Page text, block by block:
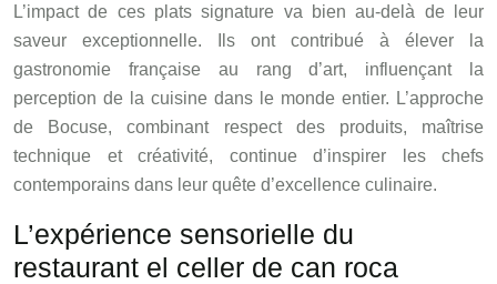
L’impact de ces plats signature va bien au-delà de leur
saveur exceptionnelle. Ils ont contribué à élever la
gastronomie française au rang d’art, influençant la
perception de la cuisine dans le monde entier. L’approche
de Bocuse, combinant respect des produits, maîtrise
technique et créativité, continue d’inspirer les chefs
contemporains dans leur quête d’excellence culinaire.
L’expérience sensorielle du
restaurant el celler de can roca